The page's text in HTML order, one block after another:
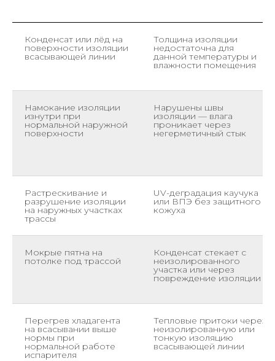
Конденсат или лёд на
поверхности изоляции
всасывающей линии
Толщина изоляции
недостаточна для
данной температуры и
влажности помещения
Намокание изоляции
изнутри при
нормальной наружной
поверхности
Нарушены швы
изоляции — влага
проникает через
негерметичный стык
Растрескивание и
разрушение изоляции
на наружных участках
трассы
UV-деградация каучука
или ВПЭ без защитного
кожуха
Мокрые пятна на
потолке под трассой
Конденсат стекает с
неизолированного
участка или через
повреждение изоляции
Перегрев хладагента
на всасывании выше
нормы при
нормальной работе
испарителя
Тепловые притоки через
неизолированную или
тонкую изоляцию
всасывающей линии